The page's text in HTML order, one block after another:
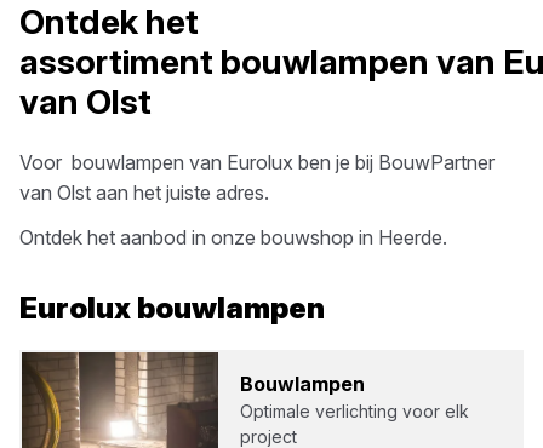
Ontdek het
assortiment bouwlampen van
van Olst
Voor bouwlampen van Eurolux ben je bij BouwPartner
van Olst aan het juiste adres.
Ontdek het aanbod in onze bouwshop in Heerde.
Eurolux bouwlampen
Bouw­lam­pen
Optimale verlichting voor elk
project